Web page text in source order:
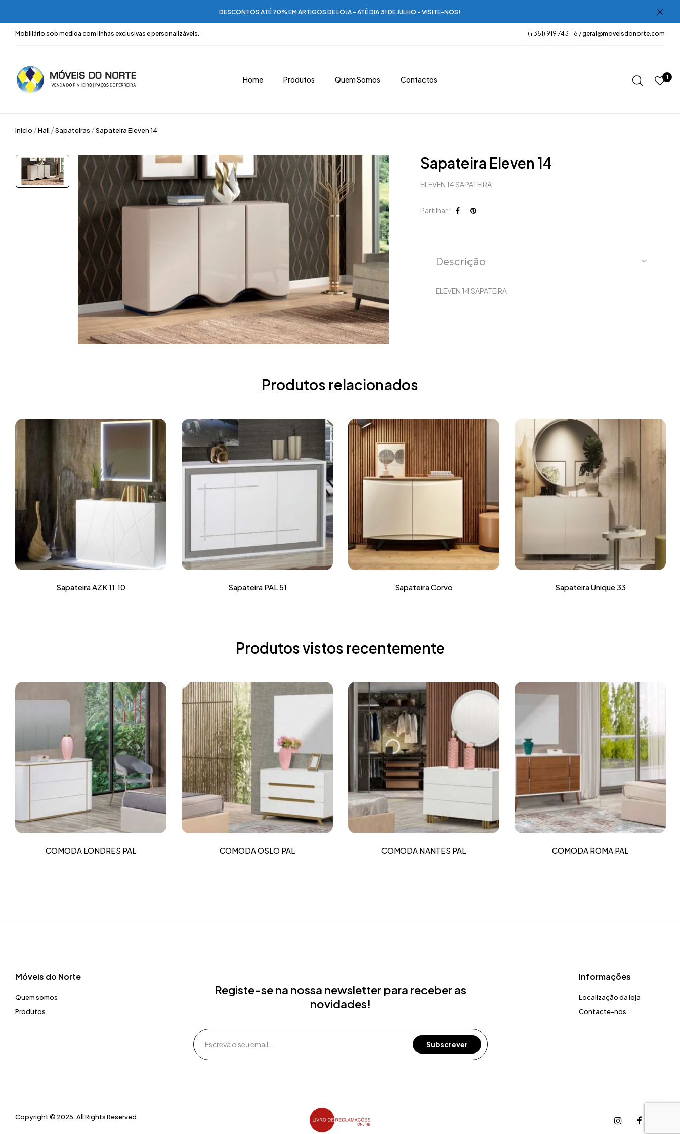
DESCONTOS ATÉ 70% EM ARTIGOS DE LOJA - ATÉ DIA 31 DE JULHO - VISITE-NOS!
Mobiliário sob medida com linhas exclusivas e personalizáveis. (+351) 919 743 116 /geral@moveisdonorte.com
Home Produtos Quem Somos Contactos 1
Início Hall Sapateiras Sapateira Eleven 14
Sapateira Eleven 14
ELEVEN 14 SAPATEIRA
Partilhar :
Descrição
ELEVEN 14 SAPATEIRA
Produtos relacionados
Sapateira AZK 11.10 Sapateira PAL 51 Sapateira Corvo Sapateira Unique 33
Produtos vistos recentemente
COMODA LONDRES PAL COMODA OSLO PAL COMODA NANTES PAL COMODA ROMA PAL
Móveis do Norte​
Quem somos
Produtos
Registe-se na nossa newsletter para receber as
novidades!
Informações
Localização da loja
Contacte-nos
Copyright © 2025. All Rights Reserved